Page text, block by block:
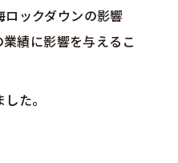
ックダウンの影響
績に影響を与えるこ
た。